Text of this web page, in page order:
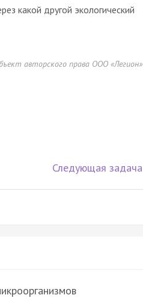
какой другой экологический
авторского права ООО «Легион»
Следующая задача